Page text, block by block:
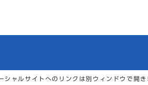
シャルサイトへのリンクは別ウィンドウで開き